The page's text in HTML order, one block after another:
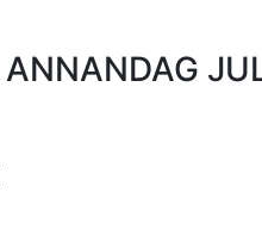
ANNANDAG